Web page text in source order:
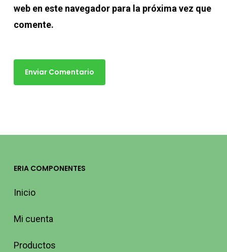
web en este navegador para la próxima vez que
comente.
ERIA COMPONENTES
Inicio
Mi cuenta
Productos